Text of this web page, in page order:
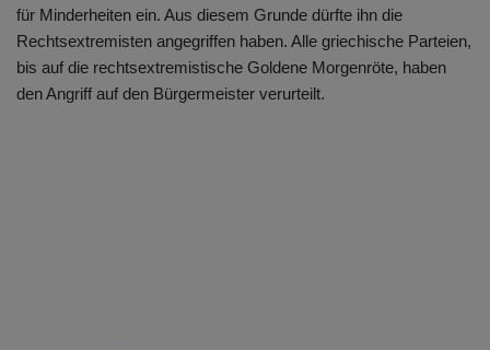
für Minderheiten ein. Aus diesem Grunde dürfte ihn die
Rechtsextremisten angegriffen haben. Alle griechische Parteien,
bis auf die rechtsextremistische Goldene Morgenröte, haben
den Angriff auf den Bürgermeister verurteilt.